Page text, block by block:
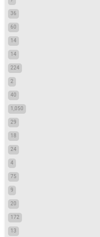
36
60
14
14
224
2
40
1,050
29
18
24
4
75
9
20
172
13